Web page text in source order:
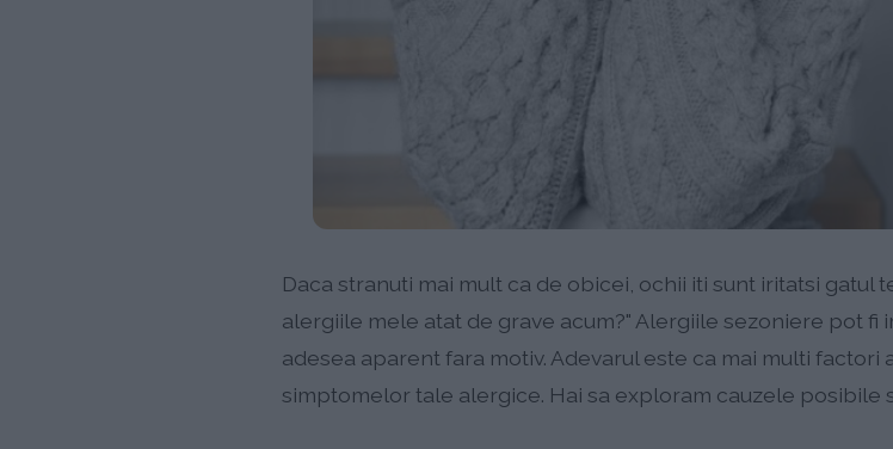
Daca stranuti mai mult ca de obicei, ochii iti sunt iritatsi gatul
alergiile mele atat de grave acum?" Alergiile sezoniere pot
adesea aparent fara motiv. Adevarul este ca mai multi
simptomelor tale alergice. Hai sa exploram cauzele posibile